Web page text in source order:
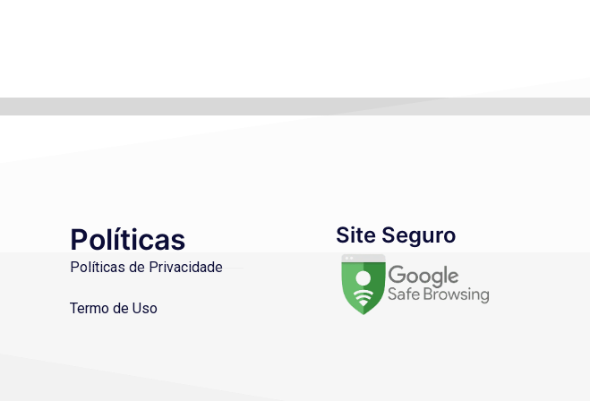
Políticas
Políticas de Privacidade
Termo de Uso
Site Seguro